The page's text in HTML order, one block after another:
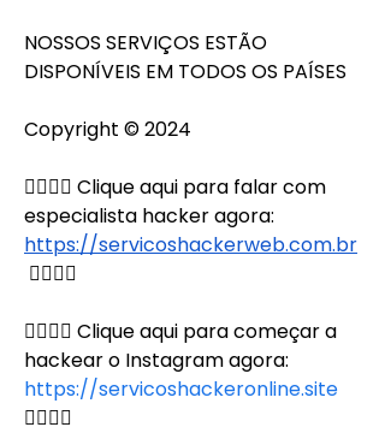
NOSSOS SERVIÇOS ESTÃO
DISPONÍVEIS EM TODOS OS PAÍSES
Copyright © 2024
👉🏻👉🏻 Clique aqui para falar com
https://servicoshackerweb.com.br
👈🏻👈🏻
👉🏻👉🏻 Clique aqui para começar a
https://servicoshackeronline.site
👈🏻👈🏻